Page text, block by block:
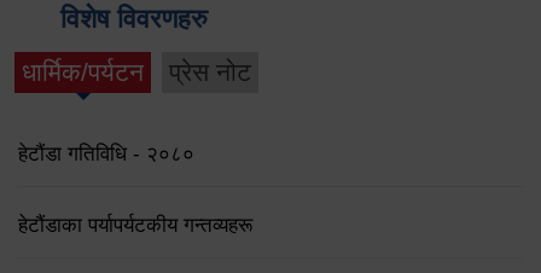
विशेष विवरणहरु
धार्मिक/पर्यटन प्रेस नोट
हेटौंडा गतिविधि - २०८०
हेटौंडाका पर्यापर्यटकीय गन्तव्यहरू